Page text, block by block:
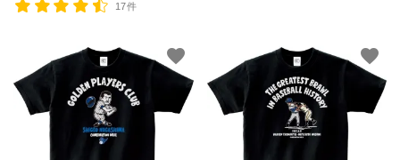
17件
favorite favorite